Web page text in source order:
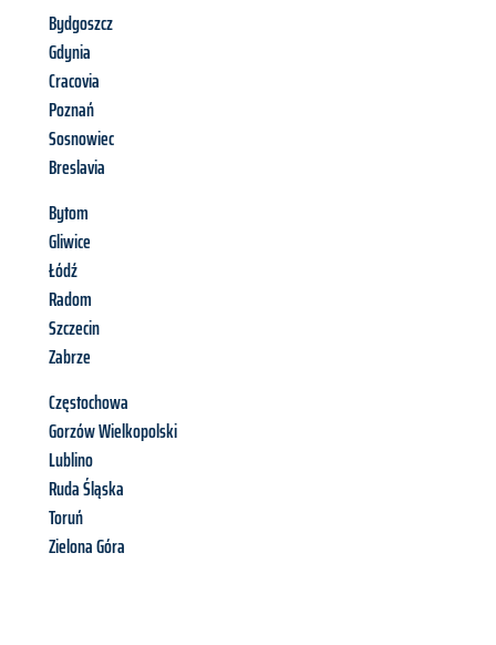
Bydgoszcz
Gdynia
Cracovia
Poznań
Sosnowiec
Breslavia
Bytom
Gliwice
Łódź
Radom
Szczecin
Zabrze
Częstochowa
Gorzów Wielkopolski
Lublino
Ruda Śląska
Toruń
Zielona Góra